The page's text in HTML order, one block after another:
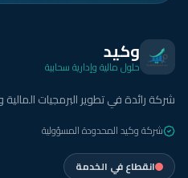
وكيد
حلول مالية وإدارية سحابية
شركة رائدة في تطوير البرمجيات المالية
شركة وكيد المحدودة المسؤولية
انقطاع في الخدمة